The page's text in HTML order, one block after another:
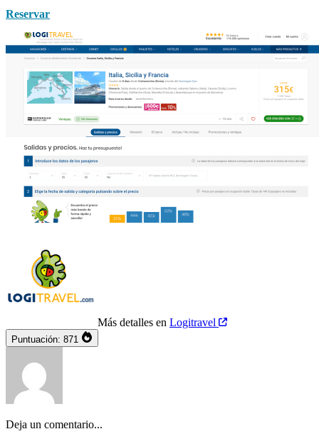
Reservar
Más detalles en Logitravel
Puntuación: 871
Deja un comentario...